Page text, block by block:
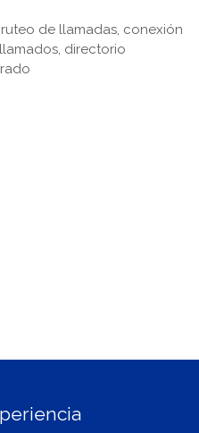
de llamadas, conexión
directorio